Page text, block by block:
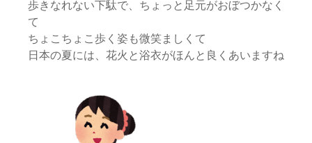
歩きなれない下駄で、ちょっと足元がおぼつかなく
て
ちょこちょこ歩く姿も微笑ましくて
日本の夏には、花火と浴衣がほんと良くあいますね